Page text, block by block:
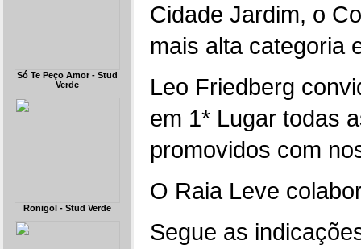
Só Te Peço Amor - Stud
Verde
Ronigol - Stud Verde
Cidade Jardim, o
mais alta categoria
Leo Friedberg
em 1* Lugar todas
promovidos com
O Raia Leve
Segue as